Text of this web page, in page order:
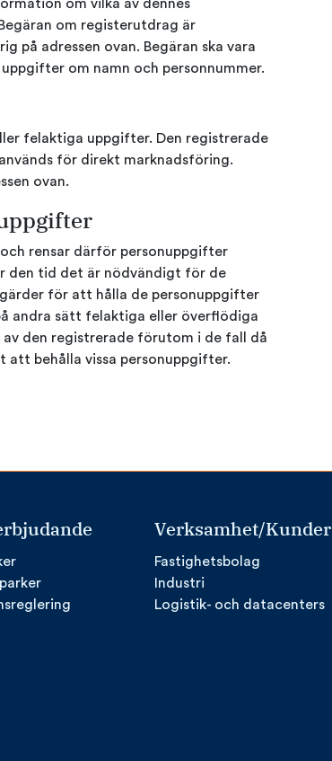
om vilka av dennes
om registerutdrag är
på adressen ovan. Begäran ska vara
om namn och personnummer.
felaktiga uppgifter. Den registrerade
för direkt marknadsföring.
ovan.
rensar därför personuppgifter
den tid det är nödvändigt för de
för att hålla de personuppgifter
andra sätt felaktiga eller överflödiga
av den registrerade förutom i de fall då
att behålla vissa personuppgifter.
Verksamhet/Kunder
Fastighetsbolag
Industri
Logistik- och datacenters